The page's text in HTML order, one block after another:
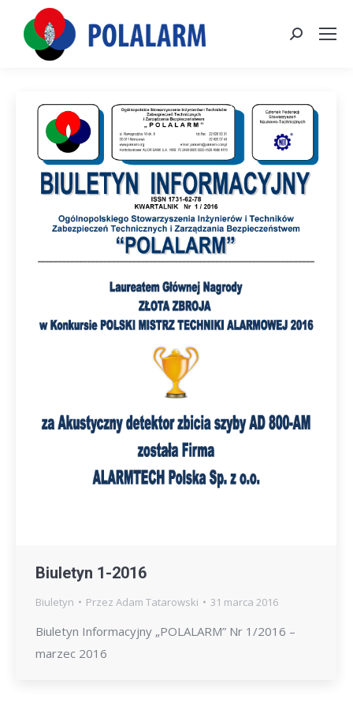
Szukaj:
Biuletyn 1-2016
Biuletyn Przez Adam Tatarowski 31 marca 2016
Biuletyn Informacyjny „POLALARM” Nr 1/2016 –
marzec 2016